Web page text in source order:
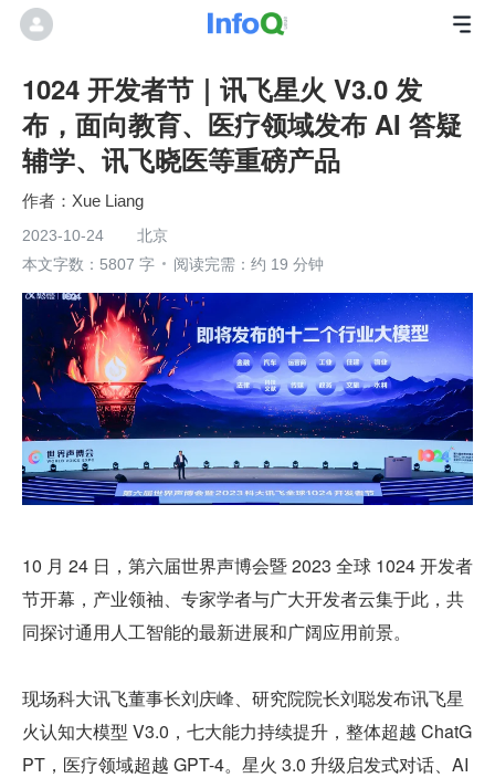
1024 开发者节｜讯飞星火 V3.0 发
布，面向教育、医疗领域发布 AI 答疑
辅学、讯飞晓医等重磅产品
Xue Liang
2023-10-24
北京
本文字数：5807 字
阅读完需：约 19 分钟
10 月 24 日，第六届世界声博会暨 2023 全球 1024 开发者
节开幕，产业领袖、专家学者与广大开发者云集于此，共
同探讨通用人工智能的最新进展和广阔应用前景。
现场科大讯飞董事长刘庆峰、研究院院长刘聪发布讯飞星
火认知大模型 V3.0，七大能力持续提升，整体超越 ChatG
PT，医疗领域超越 GPT-4。星火 3.0 升级启发式对话、AI